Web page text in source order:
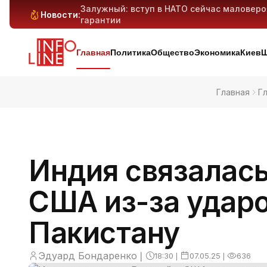
Новости:
Залужный: вступ в НАТО сейчас
гарантии
Антибиотикорезистентность у детей
Генеративный ИИ может вытеснить
Киев и область под массированным
ГлавнаяПолитикаОбществоЭкономикаКиев
Главная
Индия
США из-за
Пакистану
Эдуард Бондаренко ❘ 18:30 ❘ 07.05.25 ❘ 636